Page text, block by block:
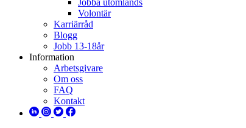
Jobba utomlands
Volontär
Karriärråd
Blogg
Jobb 13-18år
Information
Arbetsgivare
Om oss
FAQ
Kontakt